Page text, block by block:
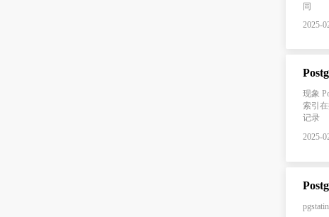
同
2025-
现象
索引
记录
2025-